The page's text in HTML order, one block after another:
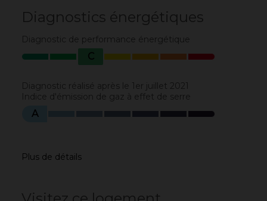
Diagnostics énergétiques
Diagnostic de performance énergétique
C
Diagnostic réalisé après le 1er juillet 2021
Indice d'émission de gaz à effet de serre
A
Plus de détails